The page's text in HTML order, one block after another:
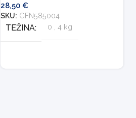
28,50€
SKU: GFN585004
TEŽINA 0 ,4 kg